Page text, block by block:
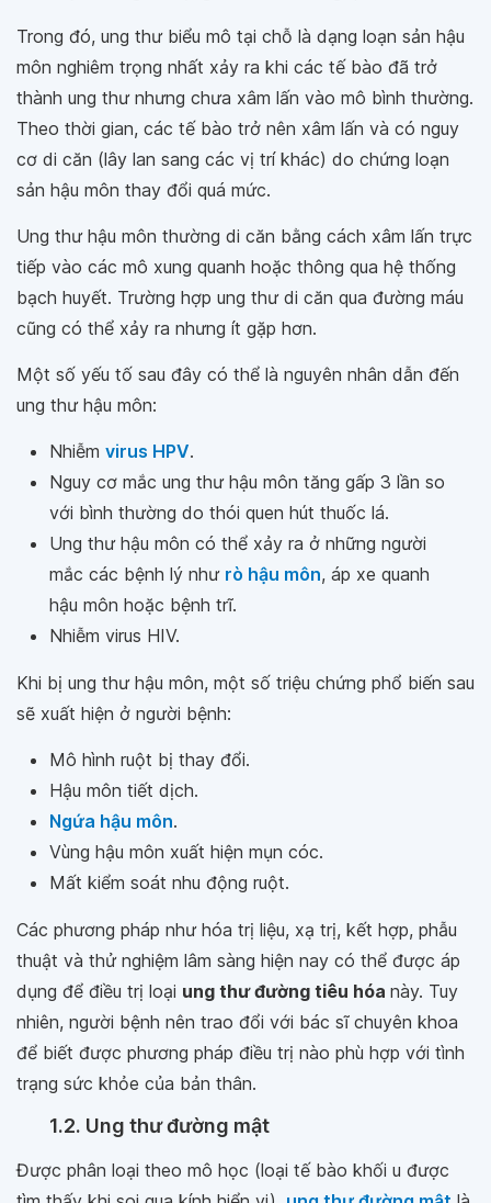
Trong đó, ung thư biểu mô tại chỗ là dạng loạn sản hậu
môn nghiêm trọng nhất xảy ra khi các tế bào đã trở
thành ung thư nhưng chưa xâm lấn vào mô bình thường.
Theo thời gian, các tế bào trở nên xâm lấn và có nguy
cơ di căn (lây lan sang các vị trí khác) do chứng loạn
sản hậu môn thay đổi quá mức.
Ung thư hậu môn thường di căn bằng cách xâm lấn trực
tiếp vào các mô xung quanh hoặc thông qua hệ thống
bạch huyết. Trường hợp ung thư di căn qua đường máu
cũng có thể xảy ra nhưng ít gặp hơn.
Một số yếu tố sau đây có thể là nguyên nhân dẫn đến
ung thư hậu môn:
Nhiễm virus HPV.
Nguy cơ mắc ung thư hậu môn tăng gấp 3 lần so
với bình thường do thói quen hút thuốc lá.
Ung thư hậu môn có thể xảy ra ở những người
mắc các bệnh lý như rò hậu môn, áp xe quanh
hậu môn hoặc bệnh trĩ.
Nhiễm virus HIV.
Khi bị ung thư hậu môn, một số triệu chứng phổ biến sau
sẽ xuất hiện ở người bệnh:
Mô hình ruột bị thay đổi.
Hậu môn tiết dịch.
Ngứa hậu môn.
Vùng hậu môn xuất hiện mụn cóc.
Mất kiểm soát nhu động ruột.
Các phương pháp như hóa trị liệu, xạ trị, kết hợp, phẫu
thuật và thử nghiệm lâm sàng hiện nay có thể được áp
dụng để điều trị loại ung thư đường tiêu hóa này. Tuy
nhiên, người bệnh nên trao đổi với bác sĩ chuyên khoa
để biết được phương pháp điều trị nào phù hợp với tình
trạng sức khỏe của bản thân.
1.2. Ung thư đường mật
Được phân loại theo mô học (loại tế bào khối u được